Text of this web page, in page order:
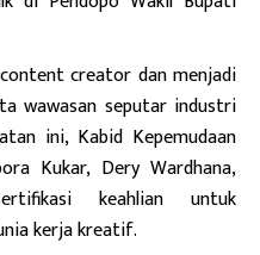
creator dan menjadi
wawasan seputar industri
ini, Kabid Kepemudaan
Kukar, Dery Wardhana,
keahlian untuk
kerja kreatif.